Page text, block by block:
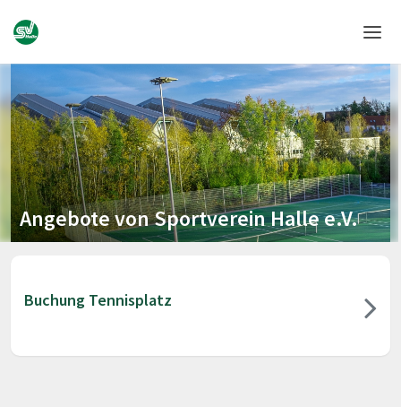
Home
Login
Sprache
Hilfe & Info
Angebote von Sportverein Halle e.V.
Buchung Tennisplatz